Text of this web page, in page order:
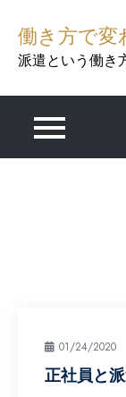
content
働き方で変
派遣という働き
01/24/2020
正社員と